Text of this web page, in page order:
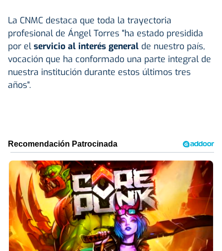
La CNMC destaca que toda la trayectoria
profesional de Ángel Torres "ha estado presidida
por el servicio al interés general de nuestro país,
vocación que ha conformado una parte integral de
nuestra institución durante estos últimos tres
años".